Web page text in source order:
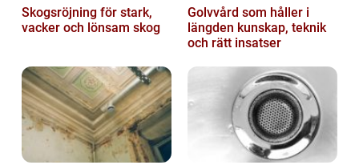
Skogsröjning för stark,
vacker och lönsam skog
Golvvård som håller i
längden kunskap, teknik
och rätt insatser